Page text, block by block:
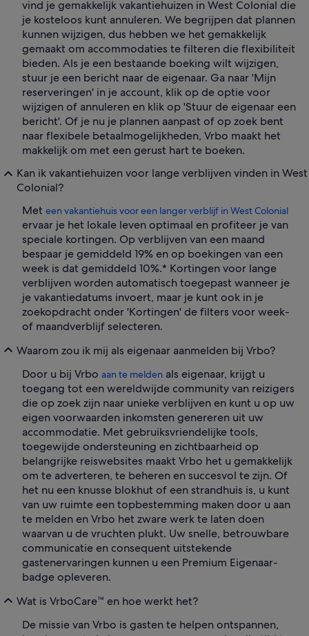
vind je gemakkelijk vakantiehuizen in West Colonial die
je kosteloos kunt annuleren. We begrijpen dat plannen
kunnen wijzigen, dus hebben we het gemakkelijk
gemaakt om accommodaties te filteren die flexibiliteit
bieden. Als je een bestaande boeking wilt wijzigen,
stuur je een bericht naar de eigenaar. Ga naar 'Mijn
reserveringen' in je account, klik op de optie voor
wijzigen of annuleren en klik op 'Stuur de eigenaar een
bericht'. Of je nu je plannen aanpast of op zoek bent
naar flexibele betaalmogelijkheden, Vrbo maakt het
makkelijk om met een gerust hart te boeken.
Kan ik vakantiehuizen voor lange verblijven vinden in West
Colonial?
Met een vakantiehuis voor een langer verblijf in West Colonial
ervaar je het lokale leven optimaal en profiteer je van
speciale kortingen. Op verblijven van een maand
bespaar je gemiddeld 19% en op boekingen van een
week is dat gemiddeld 10%.* Kortingen voor lange
verblijven worden automatisch toegepast wanneer je
je vakantiedatums invoert, maar je kunt ook in je
zoekopdracht onder 'Kortingen' de filters voor week-
of maandverblijf selecteren.
Waarom zou ik mij als eigenaar aanmelden bij Vrbo?
Door u bij Vrbo aan te melden als eigenaar, krijgt u
toegang tot een wereldwijde community van reizigers
die op zoek zijn naar unieke verblijven en kunt u op uw
eigen voorwaarden inkomsten genereren uit uw
accommodatie. Met gebruiksvriendelijke tools,
toegewijde ondersteuning en zichtbaarheid op
belangrijke reiswebsites maakt Vrbo het u gemakkelijk
om te adverteren, te beheren en succesvol te zijn. Of
het nu een knusse blokhut of een strandhuis is, u kunt
van uw ruimte een topbestemming maken door u aan
te melden en Vrbo het zware werk te laten doen
waarvan u de vruchten plukt. Uw snelle, betrouwbare
communicatie en consequent uitstekende
gastenervaringen kunnen u een Premium Eigenaar-
badge opleveren.
Wat is VrboCare™ en hoe werkt het?
De missie van Vrbo is gasten te helpen ontspannen,